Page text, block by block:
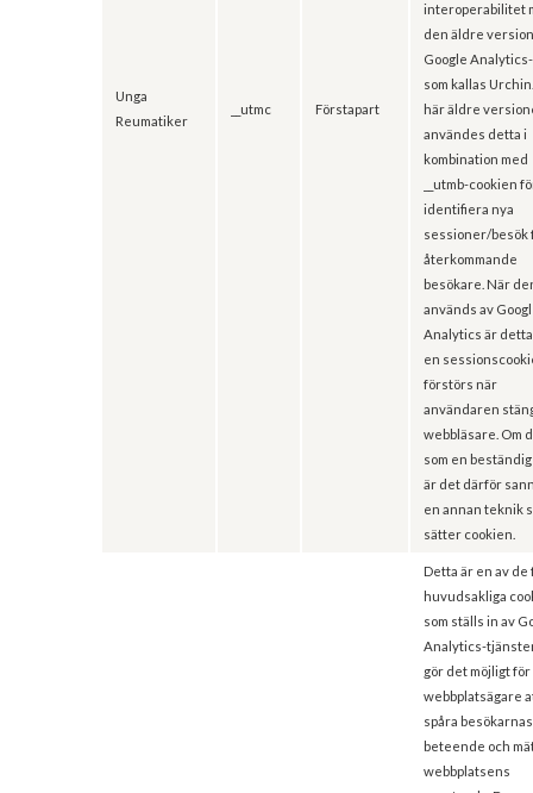
Unga
Reumatiker
__utmc Förstapart
interoperabilitet
den äldre
Google
som kallas
här äldre
användes detta i
kombination med
__utmb-cookien
identifiera nya
sessioner/besök
återkommande
besökare. När
används av
Analytics är
en
förstörs när
användaren
webbläsare. Om
som en
är det därför
en annan teknik
sätter cookien.
Detta är en av de
huvudsakliga
som ställs in av
Analytics-
gör det möjligt för
webbplatsägare
spåra besökarnas
beteende och
webbplatsens